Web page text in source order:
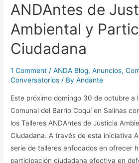
ANDAntes de
Ambiental y
Ciudadana
1 Comment /ANDA Blog,Anuncios,
Conversatorios / ByAndante
Este próximo domingo 30 de octubre a
Comunal del Barrio Coquí en Salinas
los Talleres ANDAntes de Justicia
Ciudadana. A través de esta iniciativa
serie de talleres enfocados en ofrecer
participación ciudadana efectiva en